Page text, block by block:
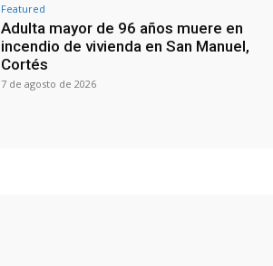
Featured
Adulta mayor de 96 años muere en
incendio de vivienda en San Manuel,
Cortés
7 de agosto de 2026